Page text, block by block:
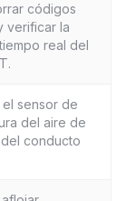
códigos
verificar la
real del
sensor de
del aire de
conducto